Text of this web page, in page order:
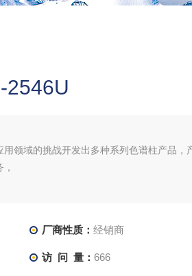
2546U
领域的挑战开发出多种系列色谱柱产品，
厂商性质： 经销商
访 问 量： 666